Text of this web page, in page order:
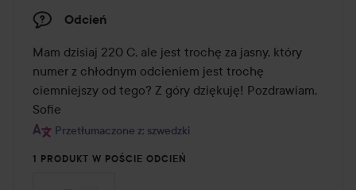
Odcień
Mam dzisiaj 220 C, ale jest trochę za jasny, który
numer z chłodnym odcieniem jest trochę
ciemniejszy od tego? Z góry dziękuję! Pozdrawiam,
Sofie
Przetłumaczone z: szwedzki
1 PRODUKT W POŚCIE ODCIEŃ